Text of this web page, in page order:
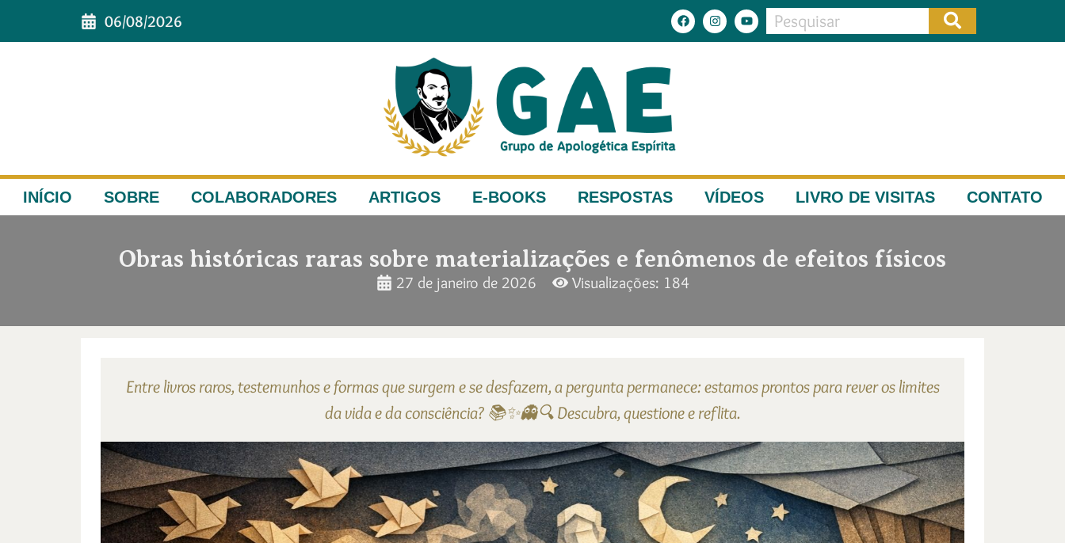
06/08/2026
INÍCIO SOBRE COLABORADORES ARTIGOS E-BOOKS RESPOSTAS VÍDEOS LIVRO DE VISITAS CONTATO
Obras históricas raras sobre materializações e fenômenos de efeitos físicos
27 de janeiro de 2026 Visualizações: 184
Entre livros raros, testemunhos e formas que surgem e se desfazem, a pergunta permanece: estamos prontos para rever os limites
da vida e da consciência? 📚✨👻🔍 Descubra, questione e reflita.